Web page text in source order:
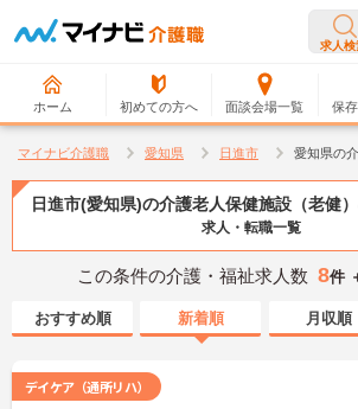
求人検
ホーム 初めての方へ 面談会場一覧 保
マイナビ介護職 愛知県 日進市 愛知県の
日進市(愛知県)の介護老人保健施設（老健）
求人・転職一覧
この条件の介護・福祉求人数 8件
おすすめ順 新着順 月収順
デイケア（通所リハ）